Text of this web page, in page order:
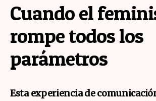
Cuando el
rompe todos los
parámetros
Esta experiencia de